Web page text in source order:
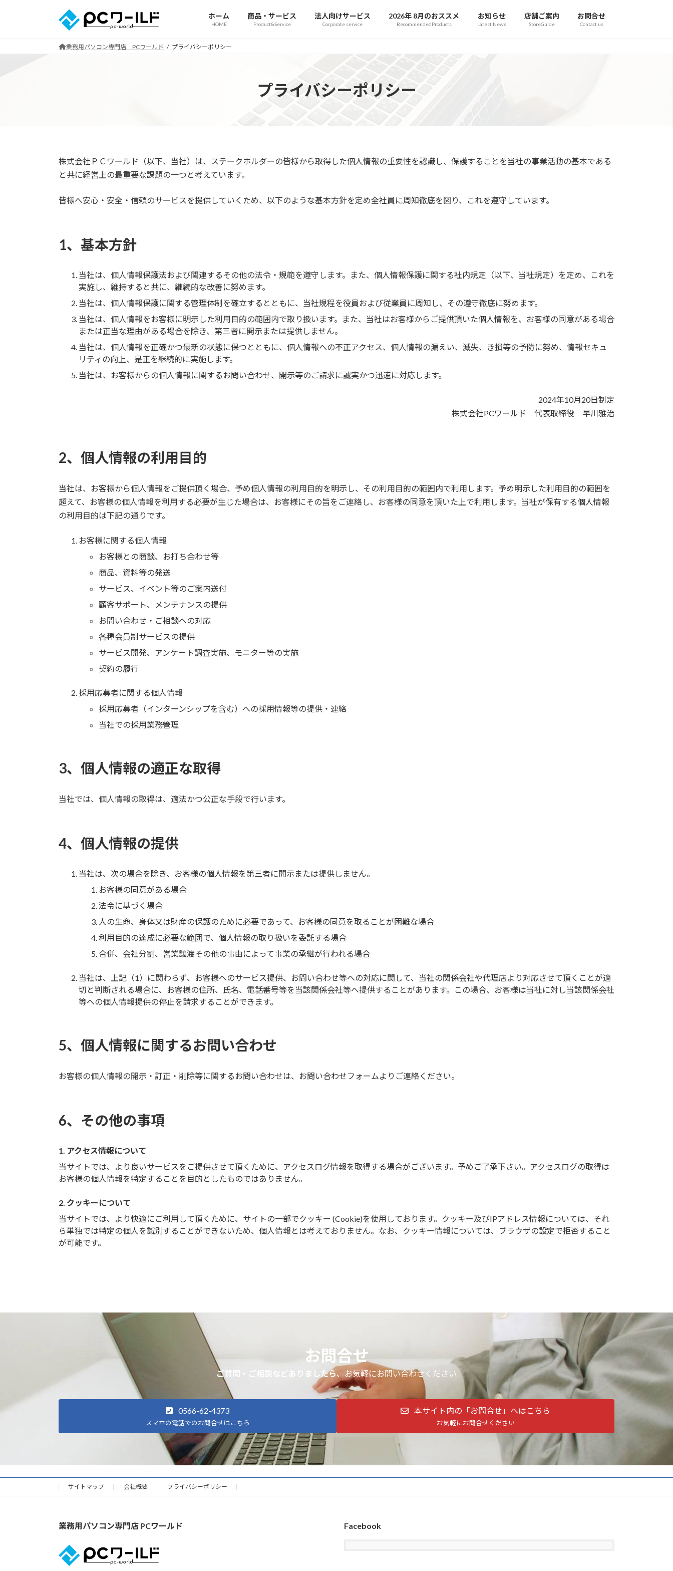
ホーム
HOME
商品・サービス
Product&Service
法人向けサービス
Corporate service
2026年 8月のおススメ
RecommendedProducts
お知らせ
Latest News
店舗ご案内
StoreGuide
お問合せ
Contact us
業務用パソコン専門店 PCワールド プライバシーポリシー
プライバシーポリシー
株式会社ＰＣワールド（以下、当社）は、ステークホルダーの皆様から取得した個人情報の重要性を認識し、保護することを当社の事業活動の基本である
と共に経営上の最重要な課題の一つと考えています。
皆様へ安心・安全・信頼のサービスを提供していくため、以下のような基本方針を定め全社員に周知徹底を図り、これを遵守しています。
1、基本方針
当社は、個人情報保護法および関連するその他の法令・規範を遵守します。また、個人情報保護に関する社内規定（以下、当社規定）を定め、これを
実施し、維持すると共に、継続的な改善に努めます。
当社は、個人情報保護に関する管理体制を確立するとともに、当社規程を役員および従業員に周知し、その遵守徹底に努めます。
当社は、個人情報をお客様に明示した利用目的の範囲内で取り扱います。また、当社はお客様からご提供頂いた個人情報を、お客様の同意がある場合
または正当な理由がある場合を除き、第三者に開示または提供しません。
当社は、個人情報を正確かつ最新の状態に保つとともに、個人情報への不正アクセス、個人情報の漏えい、滅失、き損等の予防に努め、情報セキュ
リティの向上、是正を継続的に実施します。
当社は、お客様からの個人情報に関するお問い合わせ、開示等のご請求に誠実かつ迅速に対応します。
2024年10月20日制定
株式会社PCワールド 代表取締役 早川雅治
2、個人情報の利用目的
当社は、お客様から個人情報をご提供頂く場合、予め個人情報の利用目的を明示し、その利用目的の範囲内で利用します。予め明示した利用目的の範囲を
超えて、お客様の個人情報を利用する必要が生じた場合は、お客様にその旨をご連絡し、お客様の同意を頂いた上で利用します。当社が保有する個人情報
の利用目的は下記の通りです。
お客様に関する個人情報
お客様との商談、お打ち合わせ等
商品、資料等の発送
サービス、イベント等のご案内送付
顧客サポート、メンテナンスの提供
お問い合わせ・ご相談への対応
各種会員制サービスの提供
サービス開発、アンケート調査実施、モニター等の実施
契約の履行
採用応募者に関する個人情報
採用応募者（インターンシップを含む）への採用情報等の提供・連絡
当社での採用業務管理
3、個人情報の適正な取得
当社では、個人情報の取得は、適法かつ公正な手段で行います。
4、個人情報の提供
当社は、次の場合を除き、お客様の個人情報を第三者に開示または提供しません。
お客様の同意がある場合
法令に基づく場合
人の生命、身体又は財産の保護のために必要であって、お客様の同意を取ることが困難な場合
利用目的の達成に必要な範囲で、個人情報の取り扱いを委託する場合
合併、会社分割、営業譲渡その他の事由によって事業の承継が行われる場合
当社は、上記（1）に関わらず、お客様へのサービス提供、お問い合わせ等への対応に関して、当社の関係会社や代理店より対応させて頂くことが適
切と判断される場合に、お客様の住所、氏名、電話番号等を当該関係会社等へ提供することがあります。この場合、お客様は当社に対し当該関係会社
等への個人情報提供の停止を請求することができます。
5、個人情報に関するお問い合わせ
お客様の個人情報の開示・訂正・削除等に関するお問い合わせは、お問い合わせフォームよりご連絡ください。
6、その他の事項
1. アクセス情報について
当サイトでは、より良いサービスをご提供させて頂くために、アクセスログ情報を取得する場合がございます。予めご了承下さい。アクセスログの取得は
お客様の個人情報を特定することを目的としたものではありません。
2. クッキーについて
当サイトでは、より快適にご利用して頂くために、サイトの一部でクッキー (Cookie)を使用しております。クッキー及びIPアドレス情報については、それ
ら単独では特定の個人を識別することができないため、個人情報とは考えておりません。なお、クッキー情報については、ブラウザの設定で拒否すること
が可能です。
お問合せ
ご質問・ご相談などありましたら、お気軽にお問い合わせください
0566-62-4373
スマホの電話でのお問合せはこちら
本サイト内の「お問合せ」へはこちら
お気軽にお問合せください
サイトマップ 会社概要 プライバシーポリシー
業務用パソコン専門店 PCワールド Facebook